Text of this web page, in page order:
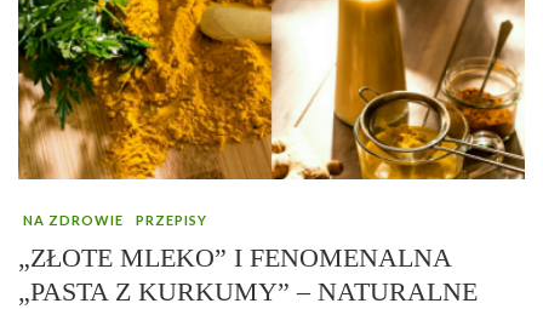
NA ZDROWIE PRZEPISY
„ZŁOTE MLEKO” I FENOMENALNA
„PASTA Z KURKUMY” – NATURALNE